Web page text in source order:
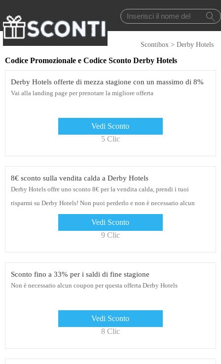
Scontibox > Derby Hotels
Codice Promozionale e Codice Sconto Derby Hotels
Derby Hotels offerte di mezza stagione con un massimo di 8%
Vai alla landing page per prenotare la migliore offerta
Vedi Sconto
5 Clic
8€ sconto sulla vendita calda a Derby Hotels
Derby Hotels offre uno sconto 8€ per la vendita calda, prendi i tuoi
risparmi su Derby Hotels! Non puoi perderlo e non è necessario alcun
Vedi Sconto
9 Clic
Sconto fino a 33% per i saldi di fine stagione
Non è necessario alcun coupon per questa offerta Derby Hotels
Vedi Sconto
8 Clic